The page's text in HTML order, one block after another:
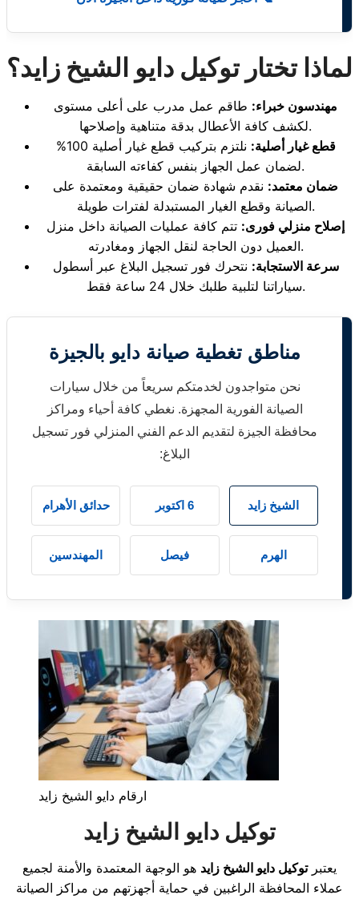
لماذا تختار توكيل دايو الشيخ زايد؟
مهندسون خبراء: طاقم عمل مدرب على أعلى مستوى
لكشف كافة الأعطال بدقة متناهية وإصلاحها.
قطع غيار أصلية:
نلتزم بتركيب قطع غيار أصلية 100%
لضمان عمل الجهاز بنفس كفاءته السابقة.
ضمان معتمد: نقدم شهادة ضمان حقيقية ومعتمدة على
الصيانة وقطع الغيار المستبدلة لفترات طويلة.
إصلاح منزلي فورى: تتم كافة عمليات الصيانة داخل منزل
العميل دون الحاجة لنقل الجهاز ومغادرته.
سرعة الاستجابة: نتحرك فور تسجيل البلاغ عبر أسطول
سياراتنا لتلبية طلبك خلال 24 ساعة فقط.
مناطق تغطية صيانة دايو بالجيزة
نحن متواجدون لخدمتكم سريعاً من خلال سيارات
الصيانة الفورية المجهزة. نغطي كافة أحياء ومراكز
محافظة الجيزة لتقديم الدعم الفني المنزلي فور تسجيل
البلاغ:
الشيخ زايد 6 اكتوبر حدائق الأهرام
الهرم فيصل المهندسين
ارقام دايو الشيخ زايد
توكيل دايو الشيخ زايد
يعتبرتوكيل دايو الشيخ زايد هو الوجهة المعتمدة والأمنة لجميع
عملاء المحافظة الراغبين في حماية أجهزتهم من مراكز الصيانة